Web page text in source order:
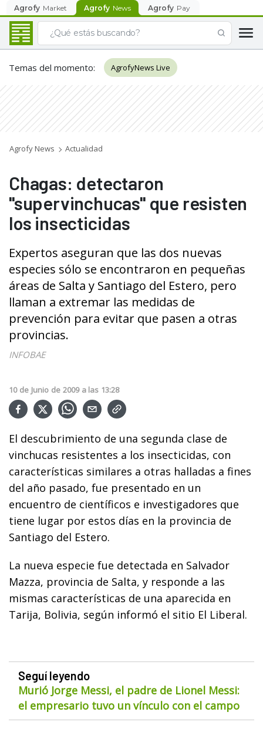
Agrofy Market Agrofy News Agrofy Pay
Temas del momento: AgrofyNews Live
Agrofy News Actualidad
Chagas: detectaron
"supervinchucas" que resisten
los insecticidas
Expertos aseguran que las dos nuevas
especies sólo se encontraron en pequeñas
áreas de Salta y Santiago del Estero, pero
llaman a extremar las medidas de
prevención para evitar que pasen a otras
provincias.
INFOBAE
10 de Junio de 2009 a las 13:28
El descubrimiento de una segunda clase de
vinchucas resistentes a los insecticidas, con
características similares a otras halladas a fines
del año pasado, fue presentado en un
encuentro de científicos e investigadores que
tiene lugar por estos días en la provincia de
Santiago del Estero.
La nueva especie fue detectada en Salvador
Mazza, provincia de Salta, y responde a las
mismas características de una aparecida en
Tarija, Bolivia, según informó el sitio El Liberal.
Seguí leyendo
Murió Jorge Messi, el padre de Lionel Messi:
el empresario tuvo un vínculo con el campo